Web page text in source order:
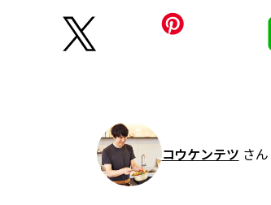
コウケンテツ さん